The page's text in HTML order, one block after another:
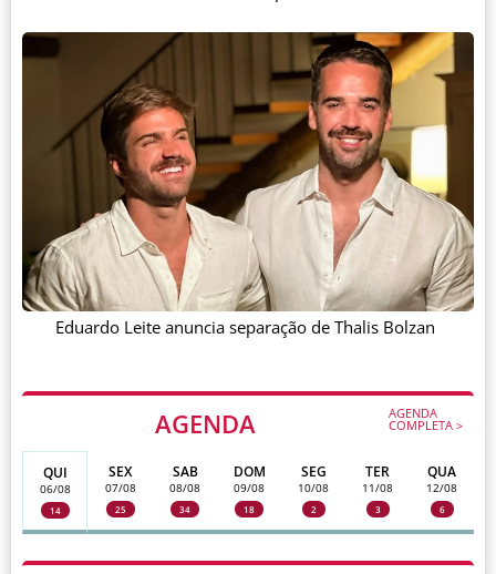
AGENDA AGENDA
COMPLETA >
QUI
06/08
14
SEX
07/08
25
SAB
08/08
34
DOM
09/08
18
SEG
10/08
2
TER
11/08
3
QUA
12/08
6
Eduardo Leite anuncia separação de Thalis Bolzan